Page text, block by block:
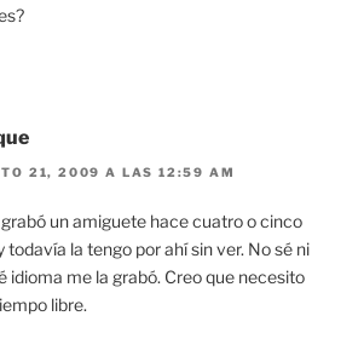
21, 2009 A LAS 12:59 AM
un amiguete hace cuatro o cinco
todavía la tengo por ahí sin ver. No sé ni
idioma me la grabó. Creo que necesito
libre.